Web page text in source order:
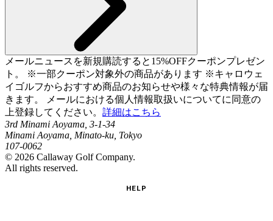
メールニュースを新規購読すると15%OFFクーポンプレゼン
ト。 ※一部クーポン対象外の商品があります ※キャロウェ
イゴルフからおすすめ商品のお知らせや様々な特典情報が届
きます。 メールにおける個人情報取扱いについてに同意の
上登録してください。 詳細はこちら
3rd Minami Aoyama, 3-1-34
Minami Aoyama, Minato-ku, Tokyo
107-0062
© 2026 Callaway Golf Company.
All rights reserved.
HELP